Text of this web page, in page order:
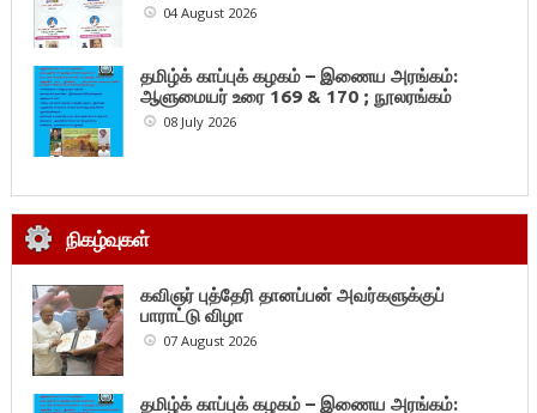
04 August 2026
தமிழ்க் காப்புக் கழகம் – இணைய அரங்கம்:
ஆளுமையர் உரை 169 & 170 ; நூலரங்கம்
08 July 2026
நிகழ்வுகள்
கவிஞர் புத்தேரி தானப்பன் அவர்களுக்குப்
பாராட்டு விழா
07 August 2026
தமிழ்க் காப்புக் கழகம் – இணைய அரங்கம்: